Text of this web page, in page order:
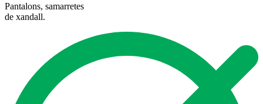
Pantalons, samarretes
de xandall.